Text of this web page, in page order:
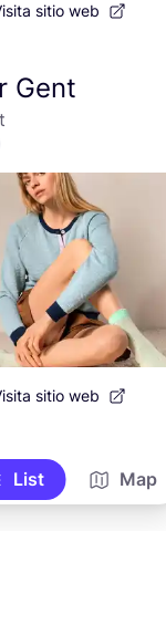
sitio web
Gent
sitio web
List Map